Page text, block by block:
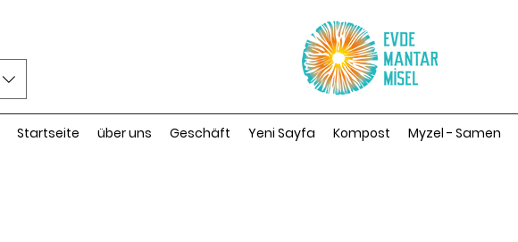
Startseite über uns Geschäft Yeni Sayfa Kompost Myzel - Samen